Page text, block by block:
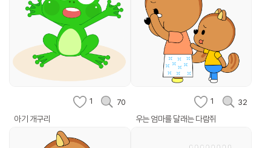
1 70
아기 개구리
1 32
우는 엄마를 달래는 다람쥐